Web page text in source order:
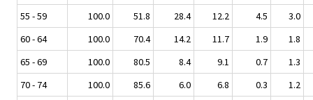
55 - 59
100.0 51.8 28.4 12.2 4.5
3.0
60 - 64
100.0 70.4 14.2 11.7 1.9
1.8
65 - 69
100.0 80.5 8.4 9.1 0.7
1.3
70 - 74
100.0 85.6 6.0 6.8 0.3
1.2